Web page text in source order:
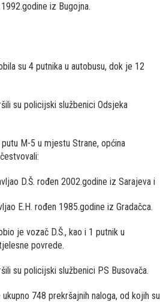
iz Bugojna.
su 4 putnika u autobusu, dok je 12
su policijski službenici Odsjeka
M-5 u mjestu Strane, općina
D.Š. rođen 2002.godine iz Sarajeva i
E.H. rođen 1985.godine iz Gradačca.
je vozač D.Š., kao i 1 putnik u
povrede.
su policijski službenici PS Busovača.
748 prekršajnih naloga, od kojih su